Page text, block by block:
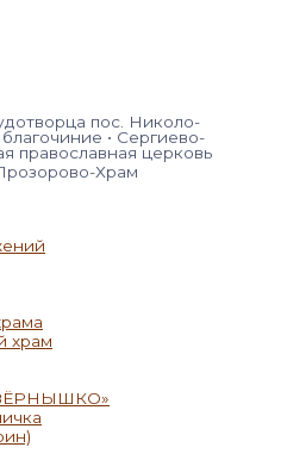
пос. Николо-
• Сергиево-
православная церковь
храм